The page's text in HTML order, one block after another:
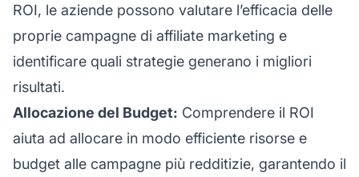
ROI, le aziende possono valutare l’efficacia delle
proprie campagne di affiliate marketing e
identificare quali strategie generano i migliori
risultati.
Allocazione del Budget: Comprendere il ROI
aiuta ad allocare in modo efficiente risorse e
budget alle campagne più redditizie, garantendo il